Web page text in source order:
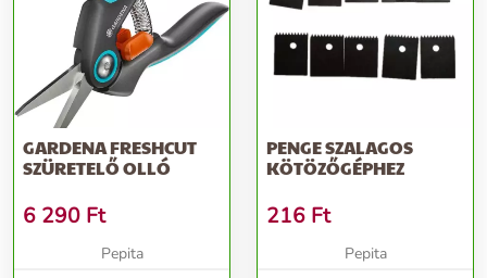
GARDENA FRESHCUT
SZÜRETELŐ OLLÓ
6 290 Ft
Pepita
PENGE SZALAGOS
KÖTÖZŐGÉPHEZ
216 Ft
Pepita